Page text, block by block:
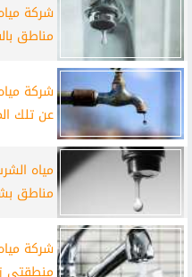
شركة
مناطق
شركة
عن تلك
مناطق
شركة